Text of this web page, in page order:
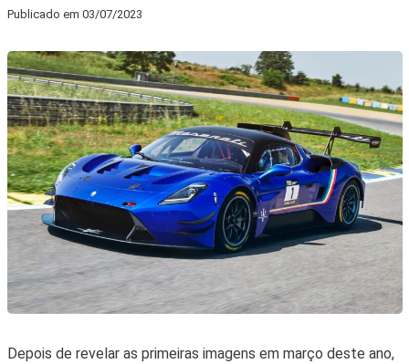
Publicado em 03/07/2023
Depois de revelar as primeiras imagens em março deste ano,